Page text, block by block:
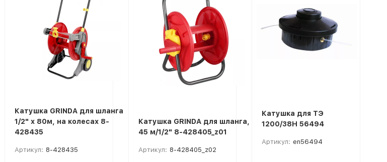
Катушка GRINDA для шланга
1/2" x 80м, на колесах 8-
428435
Артикул: 8-428435
Катушка GRINDA для шланга,
45 м/1/2" 8-428405_z01
Артикул: 8-428405_z02
Катушка для TЭ
1200/38Н 56494
Артикул: en56494